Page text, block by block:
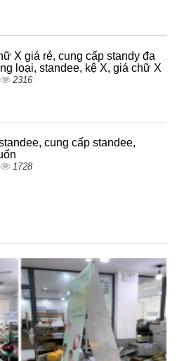
X giá rẻ, cung cấp standy đa
loại, standee, kệ X, giá chữ X
2316
cung cấp standee,
1728